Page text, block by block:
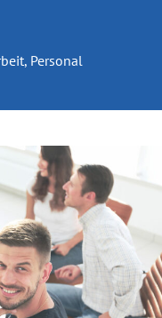
Personal